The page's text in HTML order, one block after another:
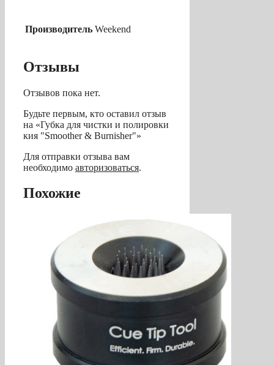
Производитель Weekend
Отзывы
Отзывов пока нет.
Будьте первым, кто оставил отзыв
на «Губка для чистки и полировки
кия "Smoother & Burnisher"»
Для отправки отзыва вам
необходимо авторизоваться.
Похожие